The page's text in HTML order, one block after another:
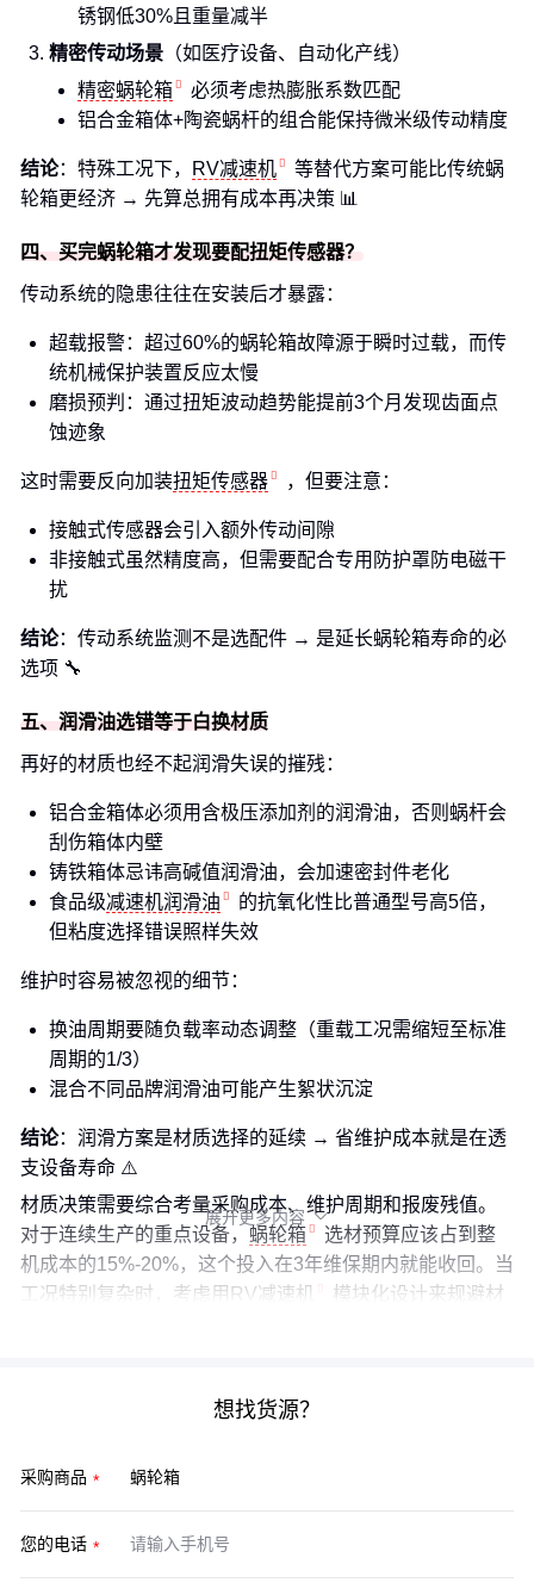
锈钢低30%且重量减半
精密传动场景 （如医疗设备、自动化产线）
精密蜗轮箱
必须考虑热膨胀系数匹配
铝合金箱体+陶瓷蜗杆的组合能保持微米级传动精度
结论：特殊工况下， RV减速机
等替代方案可能比传统蜗
轮箱更经济 → 先算总拥有成本再决策 📊
四、买完蜗轮箱才发现要配扭矩传感器？
传动系统的隐患往往在安装后才暴露：
超载报警：超过60%的蜗轮箱故障源于瞬时过载，而传
统机械保护装置反应太慢
磨损预判：通过扭矩波动趋势能提前3个月发现齿面点
蚀迹象
这时需要反向加装扭矩传感器 ，但要注意：
接触式传感器会引入额外传动间隙
非接触式虽然精度高，但需要配合专用防护罩防电磁干
扰
结论：传动系统监测不是选配件 → 是延长蜗轮箱寿命的必
选项 🔧
五、润滑油选错等于白换材质
再好的材质也经不起润滑失误的摧残：
铝合金箱体必须用含极压添加剂的润滑油，否则蜗杆会
刮伤箱体内壁
铸铁箱体忌讳高碱值润滑油，会加速密封件老化
食品级减速机润滑油
的抗氧化性比普通型号高5倍，
但粘度选择错误照样失效
维护时容易被忽视的细节：
换油周期要随负载率动态调整（重载工况需缩短至标准
周期的1/3）
混合不同品牌润滑油可能产生絮状沉淀
结论：润滑方案是材质选择的延续 → 省维护成本就是在透
支设备寿命 ⚠️
材质决策需要综合考量采购成本、维护周期和报废残值。
对于连续生产的重点设备， 蜗轮箱
选材预算应该占到整
机成本的15%-20%，这个投入在3年维保期内就能收回。当
工况特别复杂时，考虑用 RV减速机
模块化设计来规避材
展开更多内容 
想找货源？
采购商品
您的电话